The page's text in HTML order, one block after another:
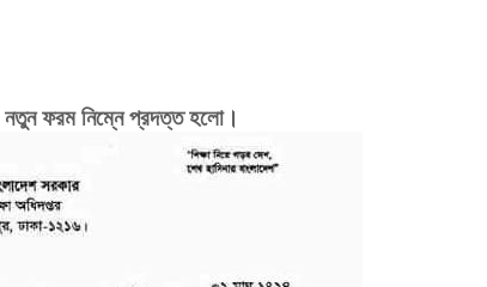
নতুন ফরমনিম্নে প্রদত্ত হলো।